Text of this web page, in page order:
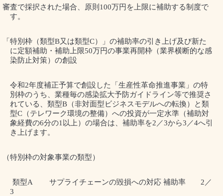
審査で採択された場合、原則 100万円を上限に補助する制度で
す。
「特別枠（類型B又は類型C）」の補助率の引き上げ及び新た
に定額補助・補助上限50万円の事業再開枠（業界横断的な感
染防止対策）の創設
令和2年度補正予算で創設した「生産性革命推進事業」の特
別枠のうち、業種毎の感染拡大予防ガイドライン等で推奨さ
れている、類型B （非対面型ビジネスモデルへの転換）と類
型C （テレワーク環境の整備）への投資が一定水準（補助対
象経費の6分の1 以上）の場合は、補助率を2 ／3から3 ／4へ引
き上げます。
（特別枠の対象事業の類型）
類型A サプライチェーンの毀損への対応 補助率 2 ／
3